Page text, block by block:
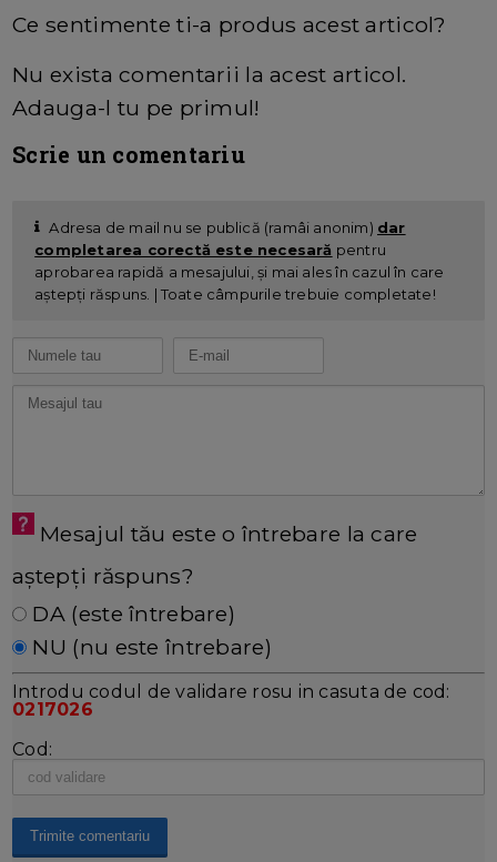
Ce sentimente ti-a produs acest articol?
Nu exista comentarii la acest articol.
Adauga-l tu pe primul!
Scrie un comentariu
Adresa de mail nu se publică (ramâi anonim) dar
completarea corectă este necesară pentru
aprobarea rapidă a mesajului, și mai ales în cazul în care
aștepți răspuns. | Toate câmpurile trebuie completate!
Mesajul tău este o întrebare la care
aștepți răspuns?
DA (este întrebare)
NU (nu este întrebare)
Introdu codul de validare rosu in casuta de cod:
0217026
Cod: